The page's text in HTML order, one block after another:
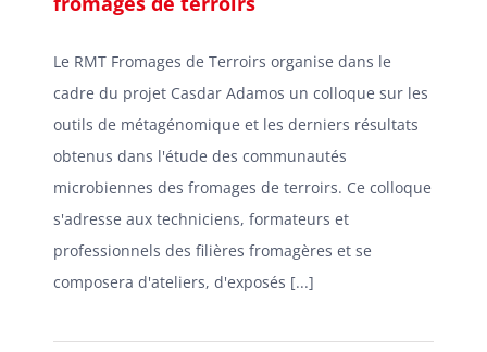
Le RMT Fromages de Terroirs organise dans le
cadre du projet Casdar Adamos un colloque sur les
outils de métagénomique et les derniers résultats
obtenus dans l'étude des communautés
microbiennes des fromages de terroirs. Ce colloque
s'adresse aux techniciens, formateurs et
professionnels des filières fromagères et se
composera d'ateliers, d'exposés [...]